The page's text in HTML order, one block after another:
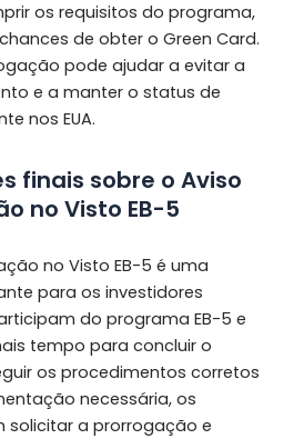
os requisitos do programa,
de obter o Green Card.
pode ajudar a evitar a
e a manter o status de
nos EUA.
finais sobre o Aviso
no Visto EB-5
no Visto EB-5 é uma
para os investidores
do programa EB-5 e
tempo para concluir o
os procedimentos corretos
necessária, os
solicitar a prorrogação e